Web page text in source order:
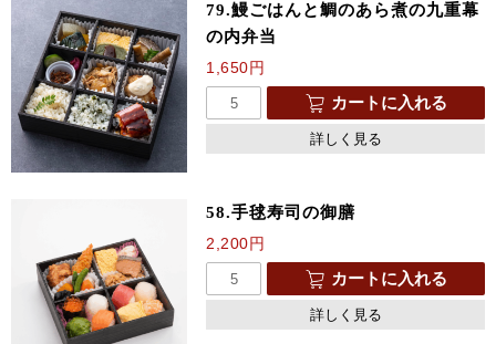
79.鰻ごはんと鯛のあら煮の九重幕
の内弁当
1,650円
カートに入れる
詳しく見る
58.手毬寿司の御膳
2,200円
カートに入れる
詳しく見る